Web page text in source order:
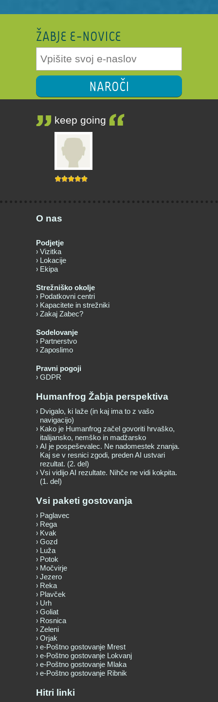
ŽABJE E-NOVICE
NAROČI
keep going
O nas
Podjetje
Vizitka
Lokacije
Ekipa
Strežniško okolje
Podatkovni centri
Kapacitete in strežniki
Zakaj Zabec?
Sodelovanje
Partnerstvo
Zaposlimo
Pravni pogoji
GDPR
Humanfrog Žabja perspektiva
Dvigalo, ki laže (in kaj ima to z vašo
navigacijo)
Kako je Humanfrog začel govoriti hrvaško,
italijansko, nemško in madžarsko
AI je pospeševalec. Ne nadomestek znanja.
Kaj se v resnici zgodi, preden AI ustvari
rezultat. (2. del)
Vsi vidijo AI rezultate. Nihče ne vidi kokpita.
(1. del)
Vsi paketi gostovanja
Paglavec
Rega
Kvak
Gozd
Luža
Potok
Močvirje
Jezero
Reka
Plavček
Urh
Goliat
Rosnica
Zeleni
Orjak
e-Poštno gostovanje Mrest
e-Poštno gostovanje Lokvanj
e-Poštno gostovanje Mlaka
e-Poštno gostovanje Ribnik
Hitri linki